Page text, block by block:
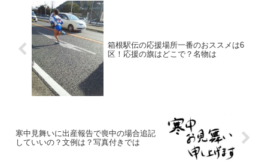
箱根駅伝の応援場所一番のおススメは6
区！応援の旗はどこで？名物は
寒中見舞いに出産報告で喪中の場合追記
していいの？文例は？写真付きでは